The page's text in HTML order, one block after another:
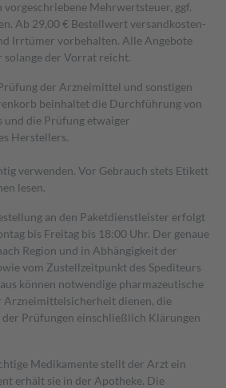
vorgeschriebene Mehrwertsteuer, ggf.
Ab 29,00 € Bestell­wert versand­kosten­
Irrtümer vorbehalten. Alle Angebote
solange der Vorrat reicht.
der Arzneimittel und sonstigen
beinhaltet die Durchführung von
und die Prüfung etwaiger
Herstellers.
verwenden. Vor Gebrauch stets Etikett
lesen.
an den Paketdienstleister erfolgt
bis Freitag bis 18:00 Uhr. Der genaue
Region und in Abhängigkeit der
vom Zustellzeitpunkt des Spediteurs
können notwendige pharmazeutische
Arzneimittelsicherheit dienen, die
Prüfungen einschließlich Klärungen
Medikamente stellt der Arzt ein
erhält sie in der Apotheke. Die